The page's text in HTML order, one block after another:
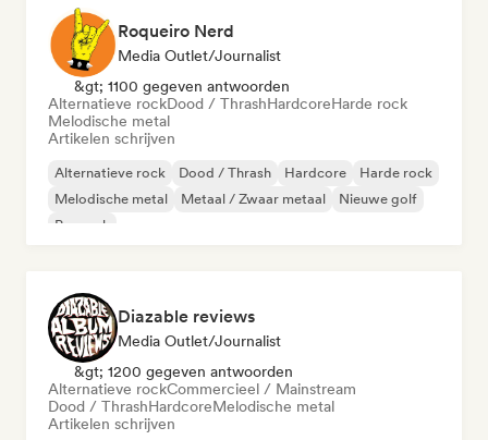
Roqueiro Nerd
Media Outlet/Journalist
&gt; 1100 gegeven antwoorden
Alternatieve rockDood / ThrashHardcoreHarde rock
Melodische metal
Artikelen schrijven
Alternatieve rock Dood / Thrash Hardcore
Harde rock
Melodische metal
Metaal / Zwaar metaal
Nieuwe golf
Poprock
Diazable reviews
Media Outlet/Journalist
&gt; 1200 gegeven antwoorden
Alternatieve rockCommercieel / Mainstream
Dood / ThrashHardcoreMelodische metal
Artikelen schrijven